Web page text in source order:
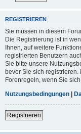
REGISTRIEREN
Sie müssen in diesem
Die Registrierung ist in
Ihnen, auf weitere
registrierten Benutzern
Sie bitte unsere
bevor Sie sich
Forenregeln, wenn Sie
Nutzungsbedingungen |
Registrieren